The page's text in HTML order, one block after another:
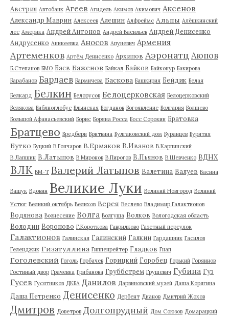
Австрия Автобанк Агеев Агидель Акимов Акимович Аксенов
Александр Маврин Алексеев Алешин Алфреймс Альпы Алёшкинский
лес Америка Андрей Антонов Андрей Васильев Андрей Денисенко
Андрусенко Аникеевка Аносов Апуневич Армения
Артеменков Артём Денисенко Архипов Аэронатц Аюпов
Б.Степанов БМО Баев Баженов Байкал Байков Байконур Бакирова
Барабанов Бардаев Бармичева Баскова Башкирия Бейдик Белая
Белкард Белкин Белорусов Белоцерковская Белоцерковский
Белякова Библиоглобус Блынская Богданов Богоявление Болгария Болшево
Большой Афанасьевский Борис Боряна Росса Босс Сорокин Братовка
Братцево Бредбери Бритвина Булгаковский дом Буранцев Бурятия
Бутко Буцкий В.Гончаров В.Ермаков В.Иванов В.Карпинский
В.Лапшин В.Латыпов В.Миронов В.Пирогов В.Пьянов В.Шевченко ВДНХ
ВЛК ВМ-Т Валерий Латыпов Валетина Валуев Васина
Ващук Вдовин Великие Луки Великий Новгород Великий
Устюг Великий октябрь Велихов Верея Веслево Владимир Галактионов
Водянова Вознесение Волга Волгуша Волков Вологодская область
Володин Вороново Г.Короткова Гаврилково Газетный переулок
Галактионов Галинская Галинский Галкин Гардашник Гасилов
Геленджик Гизатуллина Гиппенрейтер Гладков Гнап
Гоголевский Гоголь Горбачев Горицкий Горобец Горький Горяинов
Гостиный двор Грачевка Грибанова Груббстрем Грушевич Губина Гуз
Гусев Гусятников ДКБА Данилов Дарвиновский музей Даша Корягина
Даша Петренко Денисенко Дербент Дианов Дмитрий Жохов
Дмитров Доветров Долгопрудный Дом Союзов Домарацкий